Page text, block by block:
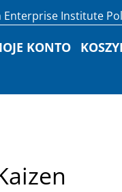
Enterprise Institute
KONTO